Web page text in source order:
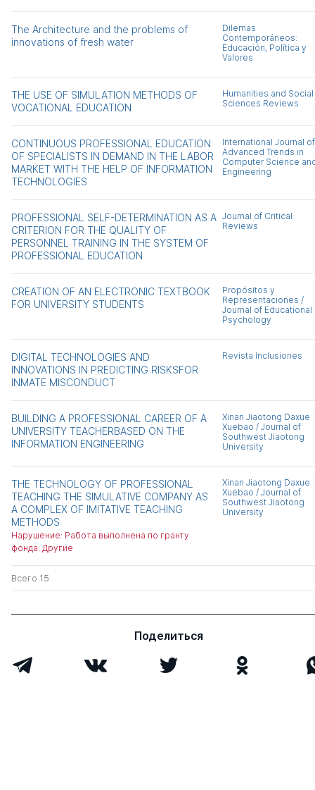
The Architecture and the problems of
innovations of fresh water
Dilemas
Contemporáneos:
Educación, Política y
Valores
THE USE OF SIMULATION METHODS OF
VOCATIONAL EDUCATION
Humanities and Social
Sciences Reviews
CONTINUOUS PROFESSIONAL EDUCATION
OF SPECIALISTS IN DEMAND IN THE LABOR
MARKET WITH THE HELP OF INFORMATION
TECHNOLOGIES
International Journal of
Advanced Trends in
Computer Science
Engineering
PROFESSIONAL SELF-DETERMINATION AS A
CRITERION FOR THE QUALITY OF
PERSONNEL TRAINING IN THE SYSTEM OF
PROFESSIONAL EDUCATION
Journal of Critical
Reviews
CREATION OF AN ELECTRONIC TEXTBOOK
FOR UNIVERSITY STUDENTS
Propósitos y
Representaciones /
Journal of Educational
Psychology
DIGITAL TECHNOLOGIES AND
INNOVATIONS IN PREDICTING RISKSFOR
INMATE MISCONDUCT
Revista Inclusiones
BUILDING A PROFESSIONAL CAREER OF A
UNIVERSITY TEACHERBASED ON THE
INFORMATION ENGINEERING
Xinan Jiaotong Daxue
Xuebao / Journal of
Southwest Jiaotong
University
THE TECHNOLOGY OF PROFESSIONAL
TEACHING THE SIMULATIVE COMPANY AS
A COMPLEX OF IMITATIVE TEACHING
METHODS
Нарушение: Работа выполнена по гранту
фонда: Другие
Xinan Jiaotong Daxue
Xuebao / Journal of
Southwest Jiaotong
University
Всего 15
Поделиться